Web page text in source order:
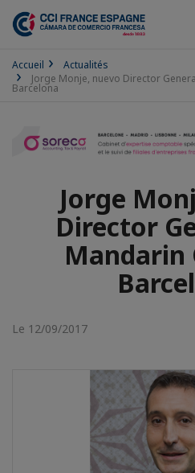
Accueil
Actualités
Jorge Monje, nuevo Director
Barcelona
Jorge
Director
Mandarin
Le 12/09/2017